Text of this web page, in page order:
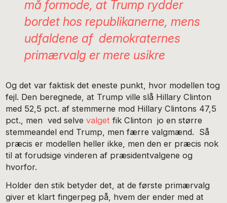
må formode, at Trump rydder
bordet hos republikanerne, mens
udfaldene af demokraternes
primærvalg er mere usikre
Og det var faktisk det eneste punkt, hvor modellen tog
fejl. Den beregnede, at Trump ville slå Hillary Clinton
med 52,5 pct. af stemmerne mod Hillary Clintons 47,5
pct., men ved selvevalget fik Clinton jo en større
stemmeandel end Trump, men færre valgmænd. Så
præcis er modellen heller ikke, men den er præcis nok
til at forudsige vinderen af præsidentvalgene og
hvorfor.
Holder den stik betyder det, at de første primærvalg
giver et klart fingerpeg på, hvem der ender med at